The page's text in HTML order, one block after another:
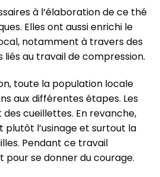
à l’élaboration de ce thé
Elles ont aussi enrichi le
notamment à travers des
au travail de compression.
toute la population locale
aux différentes étapes. Les
cueillettes. En revanche,
plutôt l’usinage et surtout la
Pendant ce travail
pour se donner du courage.